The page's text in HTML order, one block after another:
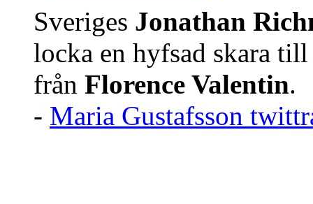
Sveriges Jonathan
locka en hyfsad skara
från Florence Valentin.
- Maria Gustafsson